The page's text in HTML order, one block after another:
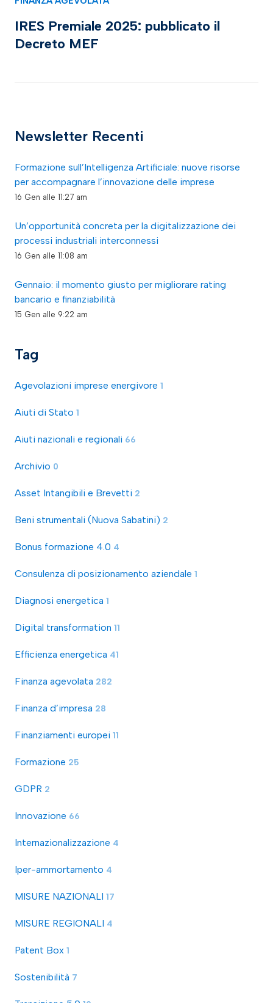
IRES Premiale 2025: pubblicato il
Decreto MEF
Newsletter Recenti
Formazione sull’Intelligenza Artificiale: nuove risorse
per accompagnare l’innovazione delle imprese
16 Gen alle 11:27 am
Un’opportunità concreta per la digitalizzazione dei
processi industriali interconnessi
16 Gen alle 11:08 am
Gennaio: il momento giusto per migliorare rating
bancario e finanziabilità
15 Gen alle 9:22 am
Tag
Agevolazioni imprese energivore 1
Aiuti di Stato 1
Aiuti nazionali e regionali 66
Archivio 0
Asset Intangibili e Brevetti 2
Beni strumentali (Nuova Sabatini) 2
Bonus formazione 4.0 4
Consulenza di posizionamento aziendale 1
Diagnosi energetica 1
Digital transformation 11
Efficienza energetica 41
Finanza agevolata 282
Finanza d’impresa 28
Finanziamenti europei 11
Formazione 25
GDPR 2
Innovazione 66
Internazionalizzazione 4
Iper-ammortamento 4
MISURE NAZIONALI 17
MISURE REGIONALI 4
Patent Box 1
Sostenibilità 7